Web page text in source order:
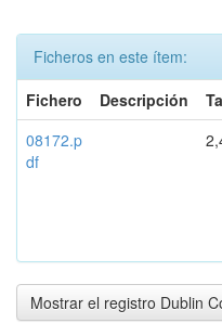
Ficheros en este ítem:
Fichero
Descripción
08172.p
df
Mostrar el registro Dublin